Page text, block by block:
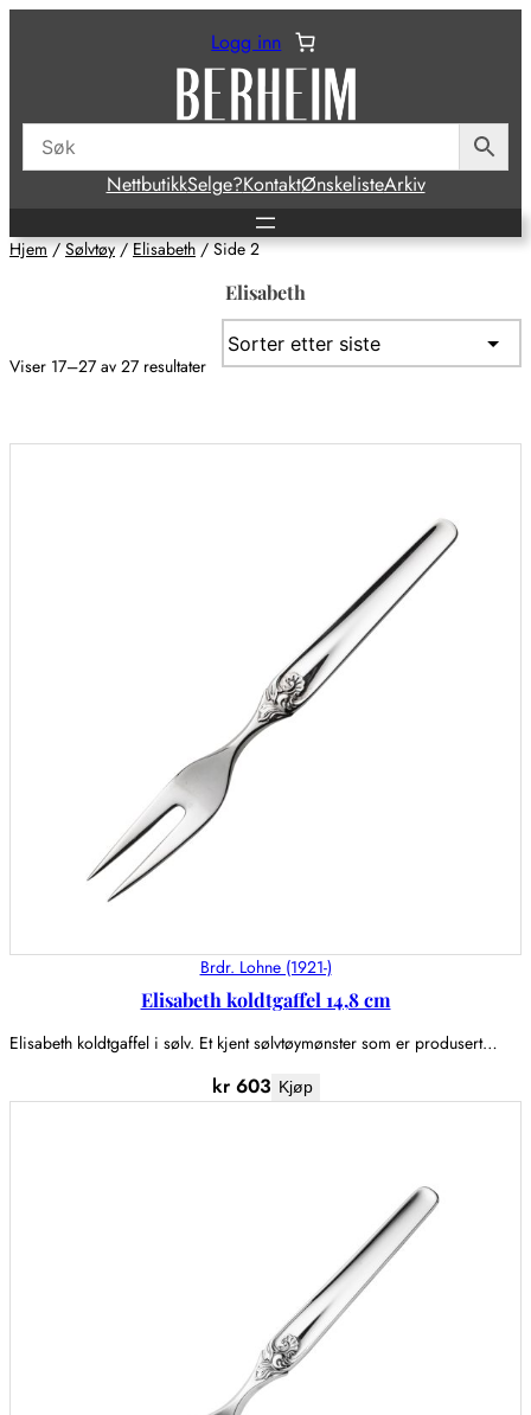
Logg inn
NettbutikkSelge?KontaktØnskelisteArkiv
Hjem/Sølvtøy/Elisabeth/ Side 2
Elisabeth
Viser 17–27 av 27 resultaterSortert
Brdr. Lohne (1921-)
Elisabeth koldtgaffel 14,8 cm
Elisabeth koldtgaffel i sølv. Et kjent sølvtøymønster som er produsert…
kr603 Kjøp